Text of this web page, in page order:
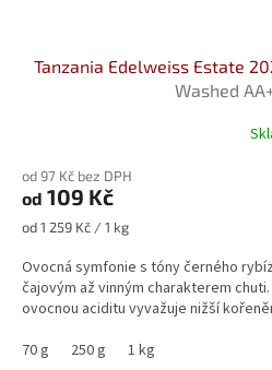
Tanzania Edelweiss Estate
Washed
od 97 Kč bez DPH
od 109 Kč
Měrná
od 1 259 Kč / 1 kg
Ovocná symfonie s tóny černého
čajovým až vinným charakterem
ovocnou aciditu vyvažuje nižší
70 g
250 g 1 kg